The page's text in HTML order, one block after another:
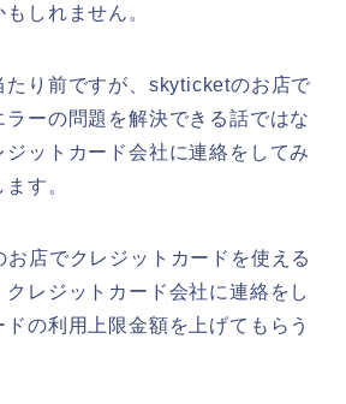
しれません。
たり前ですが、skyticketのお店で
ラーの問題を解決できる話ではな
ットカード会社に連絡をしてみ
す。
店でクレジットカードを使える
クレジットカード会社に連絡をし
の利用上限金額を上げてもらう